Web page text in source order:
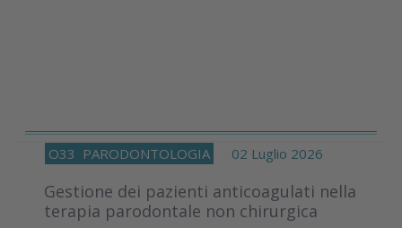
O33 PARODONTOLOGIA 02 Luglio 2026
Gestione dei pazienti anticoagulati nella
terapia parodontale non chirurgica